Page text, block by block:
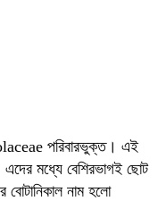
পরিবারভুক্ত। এই
এদের মধ্যে বেশিরভাগই ছোট
নাম হলো